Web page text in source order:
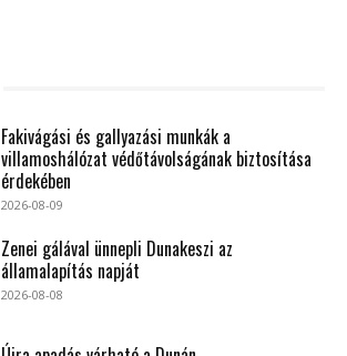
Fakivágási és gallyazási munkák a
villamoshálózat védőtávolságának biztosítása
érdekében
2026-08-09
Zenei gálával ünnepli Dunakeszi az
államalapítás napját
2026-08-08